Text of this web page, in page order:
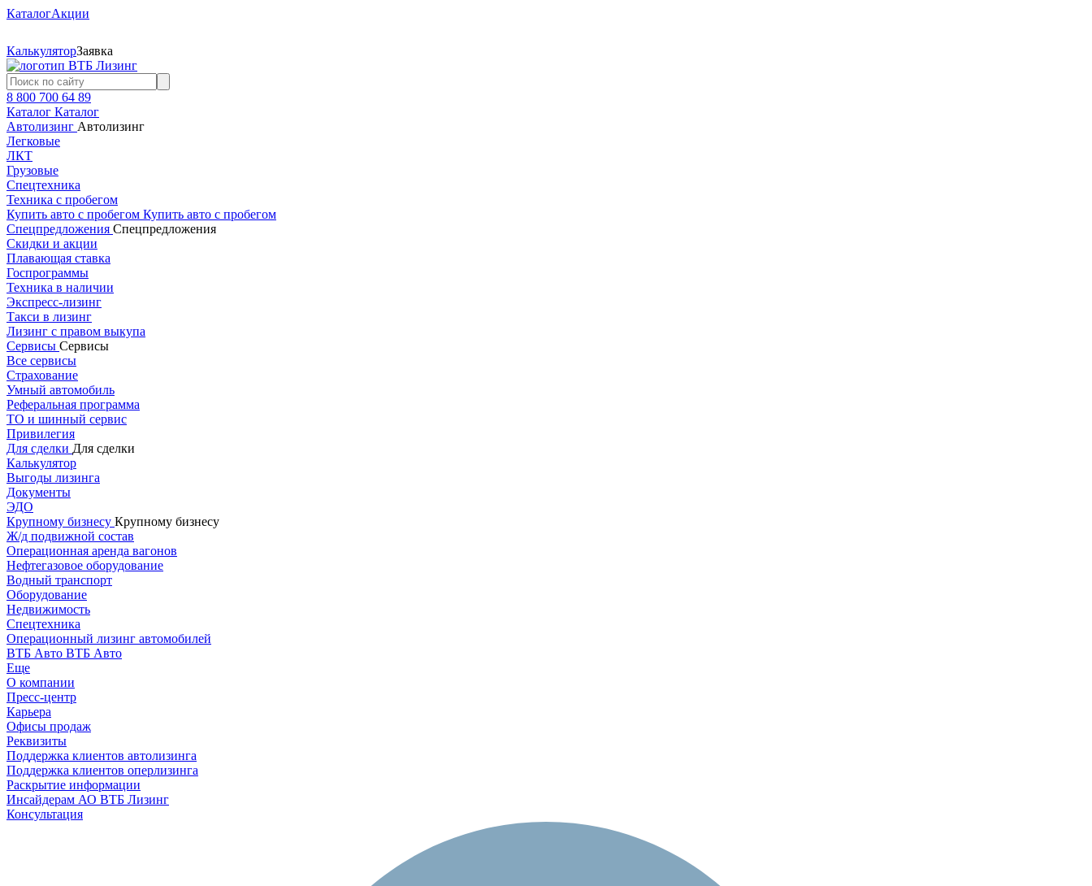
КаталогАкции
КалькуляторЗаявка
8 800 700 64 89
Каталог Каталог
Автолизинг Автолизинг
Легковые
ЛКТ
Грузовые
Спецтехника
Техника с пробегом
Купить авто с пробегом Купить авто с пробегом
Спецпредложения Спецпредложения
Скидки и акции
Плавающая ставка
Госпрограммы
Техника в наличии
Экспресс-лизинг
Такси в лизинг
Лизинг с правом выкупа
Сервисы Сервисы
Все сервисы
Страхование
Умный автомобиль
Реферальная программа
ТО и шинный сервис
Привилегия
Для сделки Для сделки
Калькулятор
Выгоды лизинга
Документы
ЭДО
Крупному бизнесу Крупному бизнесу
Ж/д подвижной состав
Операционная аренда вагонов
Нефтегазовое оборудование
Водный транспорт
Оборудование
Недвижимость
Спецтехника
Операционный лизинг автомобилей
ВТБ Авто ВТБ Авто
Еще
О компании
Пресс-центр
Карьера
Офисы продаж
Реквизиты
Поддержка клиентов автолизинга
Поддержка клиентов оперлизинга
Раскрытие информации
Инсайдерам АО ВТБ Лизинг
Консультация